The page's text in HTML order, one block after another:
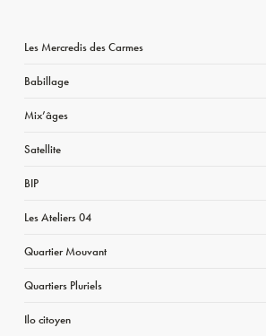
Les Mercredis des Carmes
Babillage
Mix’âges
Satellite
BIP
Les Ateliers 04
Quartier Mouvant
Quartiers Pluriels
Ilo citoyen